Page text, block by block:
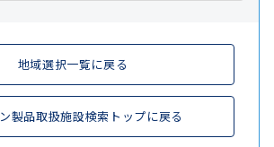
地域選択一覧に戻る
製品取扱施設検索トップに戻る